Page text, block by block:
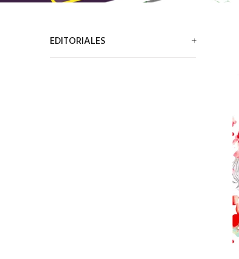
EDITORIALES